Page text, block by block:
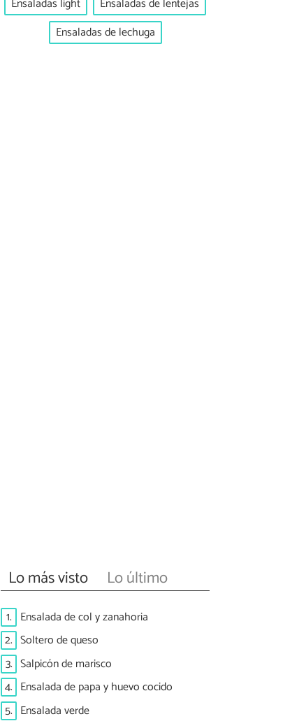
Ensaladas light
Ensaladas de lentejas
Ensaladas de lechuga
Lo más visto Lo último
1. Ensalada de col y zanahoria
2. Soltero de queso
3. Salpicón de marisco
4. Ensalada de papa y huevo cocido
5. Ensalada verde